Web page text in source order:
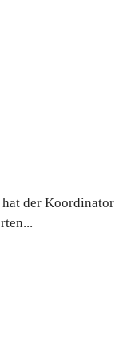
hat der Koordinator